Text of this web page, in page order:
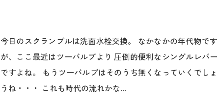
今日のスクランブルは洗面水栓交換。 なかなかの年代物です
が、ここ最近はツーバルブより 圧倒的便利なシングルレバー
ですよね。 もうツーバルブはそのうち無くなっていくでしょ
うね・・・ これも時代の流れかな...